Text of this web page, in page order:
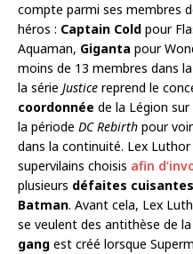
compte parmi ses membres
héros : Captain Cold pour
Aquaman, Giganta pour
moins de 13 membres dans
la série Justice reprend le
coordonnée de la Légion
la période DC Rebirth pour
dans la continuité. Lex
supervilains choisis afin
plusieurs défaites cuisantes
Batman. Avant cela, Lex
se veulent des antithèse de la
gang est créé lorsque